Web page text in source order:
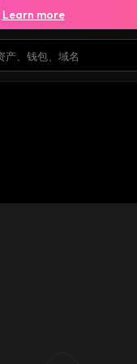
Learn more